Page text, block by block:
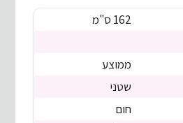
162 ס"מ
ממוצע
שטני
חום